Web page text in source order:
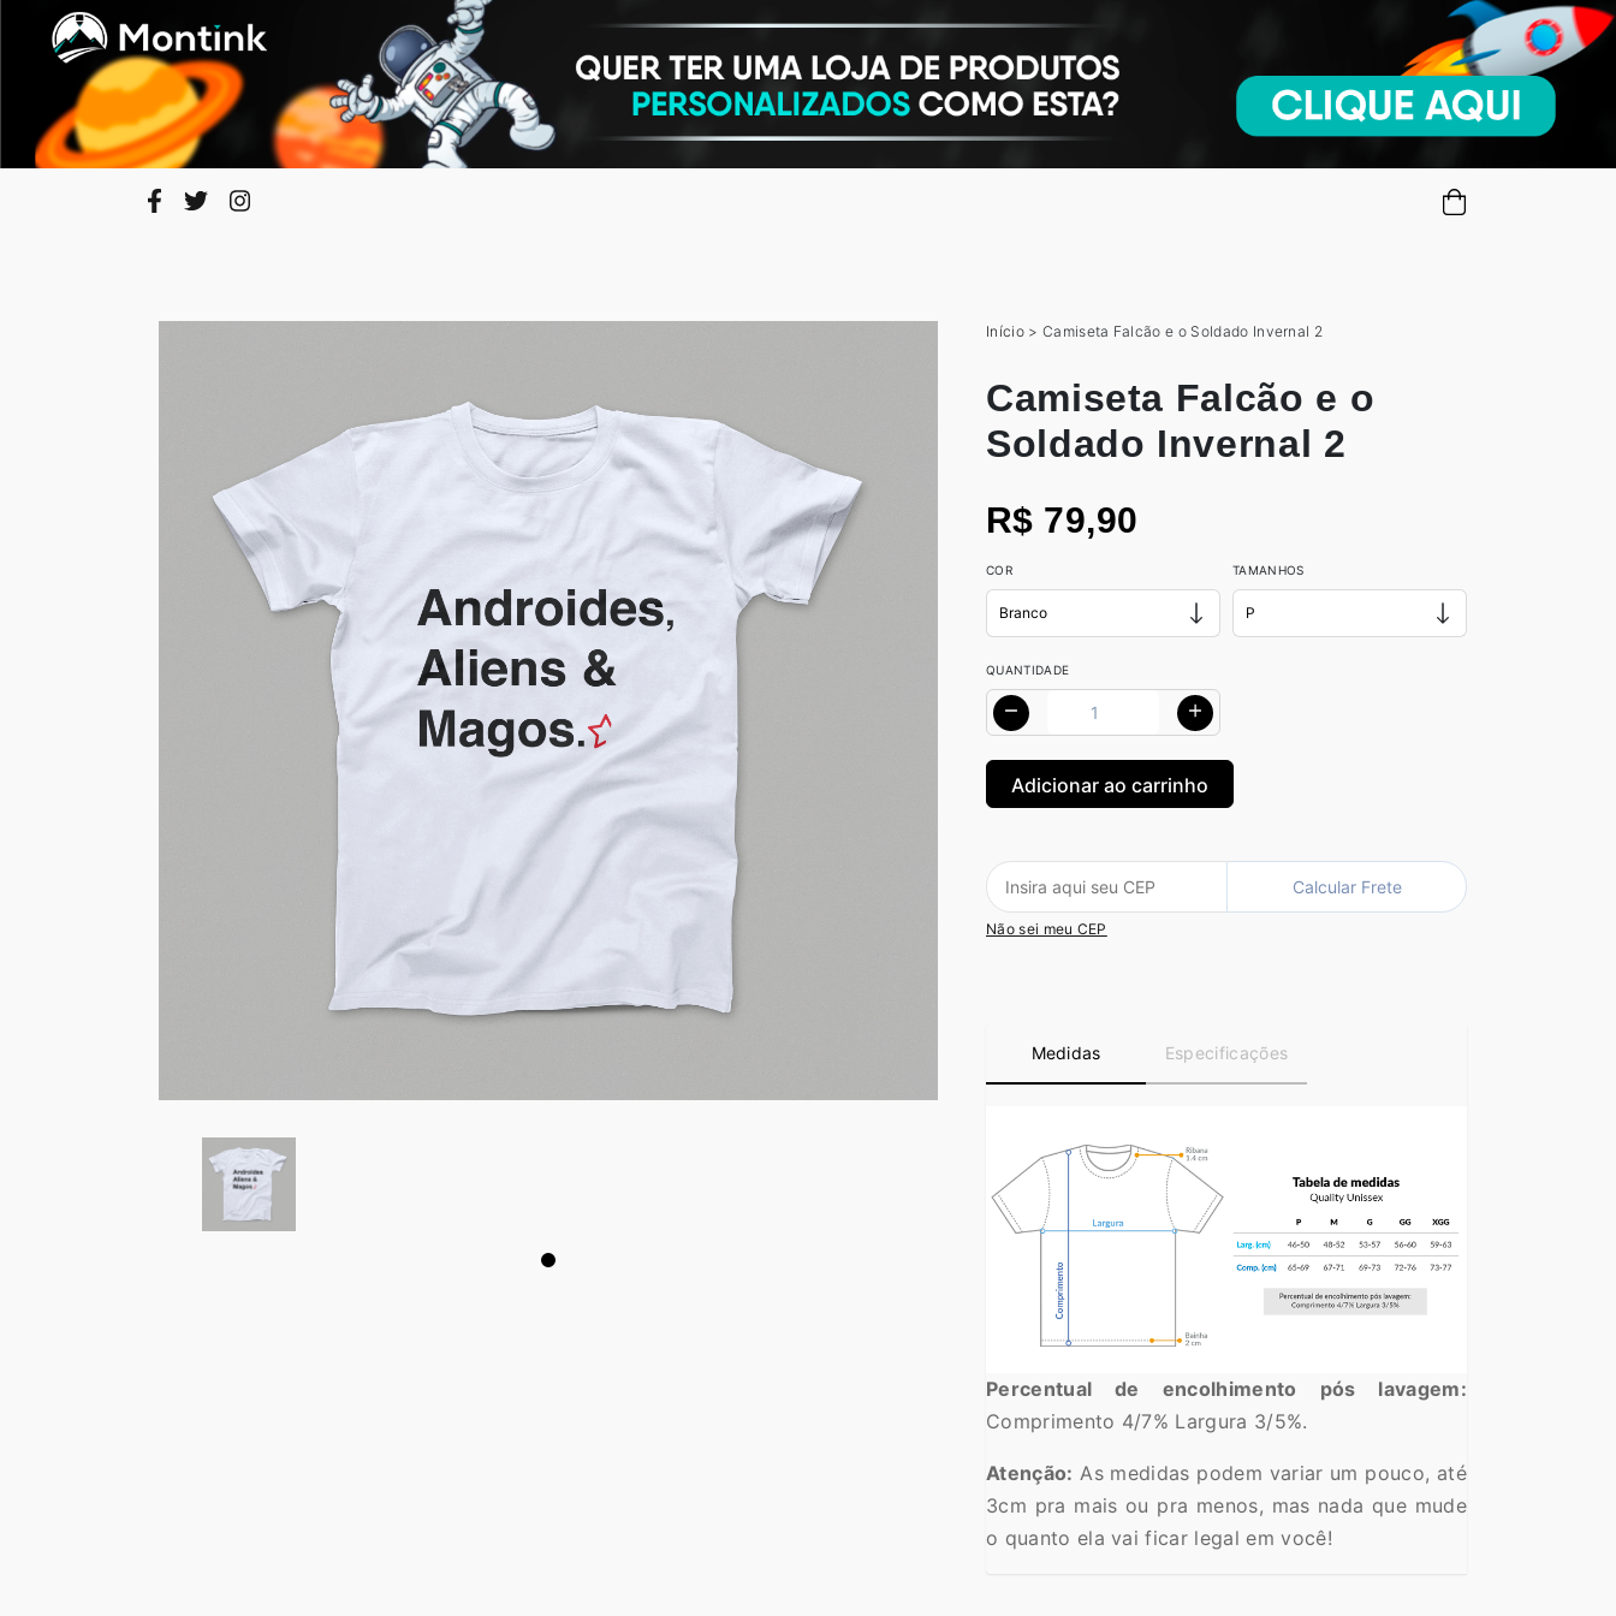
Início > Camiseta Falcão e o Soldado Invernal 2
Camiseta Falcão e o
Soldado Invernal 2
R$ 79,90
COR TAMANHOS
QUANTIDADE
Calcular Frete
Não sei meu CEP
Medidas Especificações
Percentual de encolhimento pós lavagem:
Comprimento 4/7% Largura 3/5%.
Atenção: As medidas podem variar um pouco, até
3cm pra mais ou pra menos, mas nada que mude
o quanto ela vai ficar legal em você!